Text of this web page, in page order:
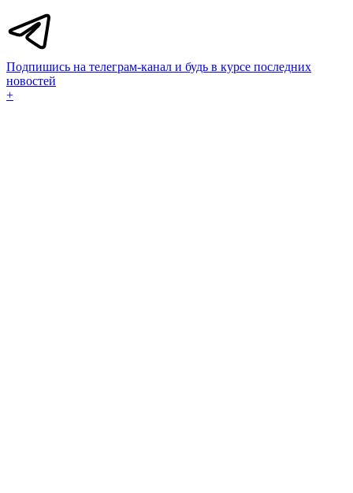
Подпишись на телеграм-канал и будь в курсе последних
новостей
+